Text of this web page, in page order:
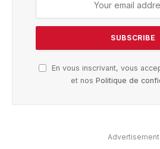
En vous inscrivant, vous
et nos Politique de
Advertisement